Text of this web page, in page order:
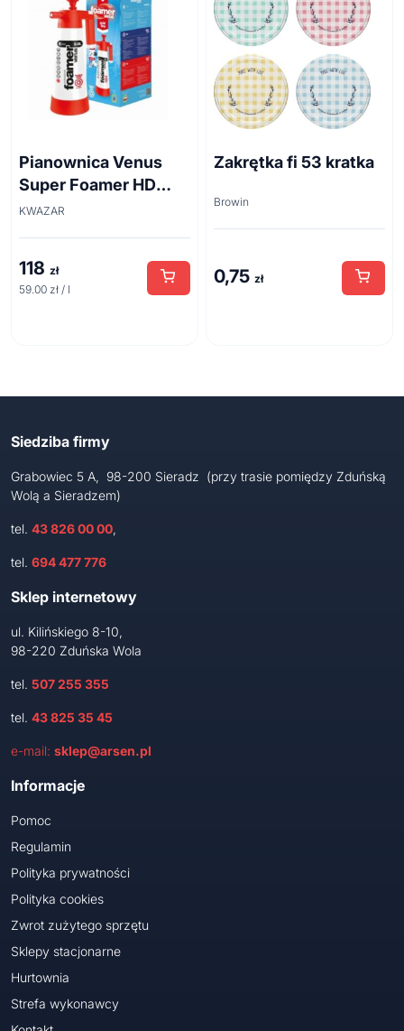
Pianownica Venus
Super Foamer HD
acid line 2L
KWAZAR
118 zł
59.00 zł / l
Zakrętka fi 53 kratka
Browin
0,75 zł
Siedziba firmy
Grabowiec 5 A, 98-200 Sieradz (przy trasie pomiędzy Zduńską
Wolą a Sieradzem)
tel. 43 826 00 00,
tel. 694 477 776
Sklep internetowy
ul. Kilińskiego 8-10,
98-220 Zduńska Wola
tel. 507 255 355
tel. 43 825 35 45
e-mail: sklep@arsen.pl
Informacje
Pomoc
Regulamin
Polityka prywatności
Polityka cookies
Zwrot zużytego sprzętu
Sklepy stacjonarne
Hurtownia
Strefa wykonawcy